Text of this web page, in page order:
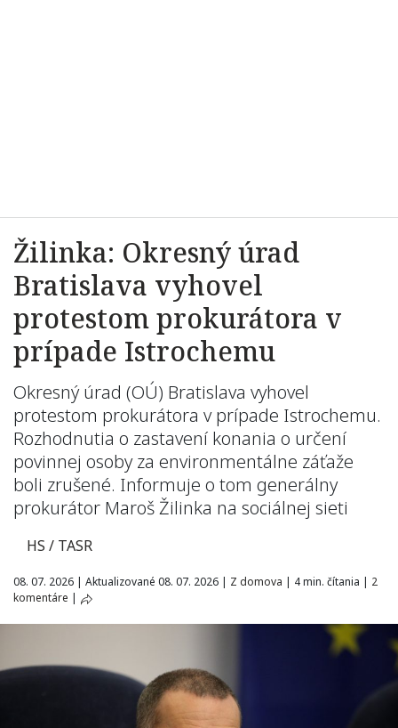
Žilinka: Okresný úrad
Bratislava vyhovel
protestom prokurátora v
prípade Istrochemu
Okresný úrad (OÚ) Bratislava vyhovel
protestom prokurátora v prípade Istrochemu.
Rozhodnutia o zastavení konania o určení
povinnej osoby za environmentálne záťaže
boli zrušené. Informuje o tom generálny
prokurátor Maroš Žilinka na sociálnej sieti
HS / TASR
08. 07. 2026 | Aktualizované 08. 07. 2026 | Z domova | 4 min. čítania | 2
komentáre |